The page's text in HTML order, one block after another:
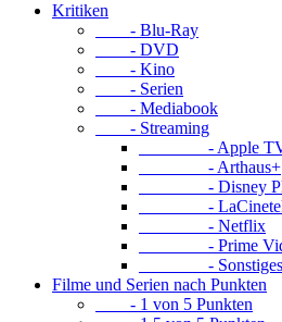
Kritiken
- Blu-Ray
- DVD
- Kino
- Serien
- Mediabook
- Streaming
- Apple
- Arthaus+
- Disney
-
- Netflix
- Prime
- Sonstiges
Filme und Serien nach Punkten
- 1 von 5 Punkten